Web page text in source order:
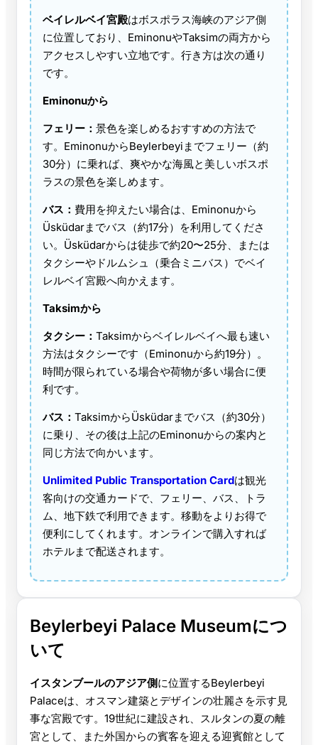
ベイレルベイ宮殿はボスポラス海峡のアジア側
に位置しており、EminonuやTaksimの両方から
アクセスしやすい立地です。行き方は次の通り
です。
Eminonuから
フェリー： 景色を楽しめるおすすめの方法で
す。EminonuからBeylerbeyiまでフェリー（約
30分）に乗れば、爽やかな海風と美しいボスポ
ラスの景色を楽しめます。
バス： 費用を抑えたい場合は、Eminonuから
Üsküdarまでバス（約17分）を利用してくださ
い。Üsküdarからは徒歩で約20〜25分、または
タクシーやドルムシュ（乗合ミニバス）でベイ
レルベイ宮殿へ向かえます。
Taksimから
タクシー： Taksimからベイレルベイへ最も速い
方法はタクシーです（Eminonuから約19分）。
時間が限られている場合や荷物が多い場合に便
利です。
バス： TaksimからÜsküdarまでバス（約30分）
に乗り、その後は上記のEminonuからの案内と
同じ方法で向かいます。
Unlimited Public Transportation Cardは観光
客向けの交通カードで、フェリー、バス、トラ
ム、地下鉄で利用できます。移動をよりお得で
便利にしてくれます。オンラインで購入すれば
ホテルまで配送されます。
Beylerbeyi Palace Museumにつ
いて
イスタンブールのアジア側に位置するBeylerbeyi
Palaceは、オスマン建築とデザインの壮麗さを示す見
事な宮殿です。19世紀に建設され、スルタンの夏の離
宮として、また外国からの賓客を迎える迎賓館として